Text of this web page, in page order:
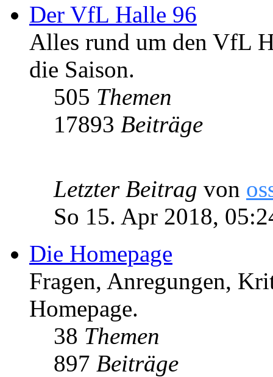
Der VfL Halle 96
Alles rund um den VfL
die Saison.
505 Themen
17893 Beiträge
Letzter Beitrag von
So 15. Apr 2018,
Die Homepage
Fragen, Anregungen,
Homepage.
38 Themen
897 Beiträge